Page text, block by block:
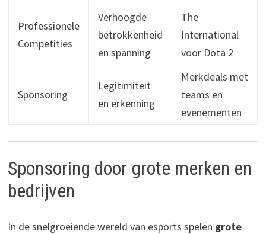
Professionele
Competities
Verhoogde
betrokkenheid
en spanning
The
International
voor Dota 2
Sponsoring
Legitimiteit
en erkenning
Merkdeals met
teams en
evenementen
Sponsoring door grote merken en
bedrijven
In de snelgroeiende wereld van esports spelen grote